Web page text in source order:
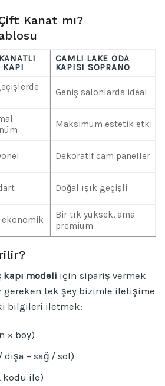
Kanat mı?
KAPI
CAMLI LAKE ODA
KAPISI SOPRANO
Geniş salonlarda ideal
Maksimum estetik etki
Dekoratif cam paneller
Doğal ışık geçişli
ekonomik
Bir tık yüksek, ama
premium
modeli için sipariş vermek
gereken tek şey bizimle iletişime
bilgileri iletmek:
× boy)
dışa – sağ / sol)
kodu ile)